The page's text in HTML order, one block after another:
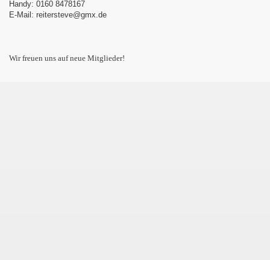
Handy: 0160 8478167
E-Mail: reitersteve@gmx.de
Wir freuen uns auf neue Mitglieder!